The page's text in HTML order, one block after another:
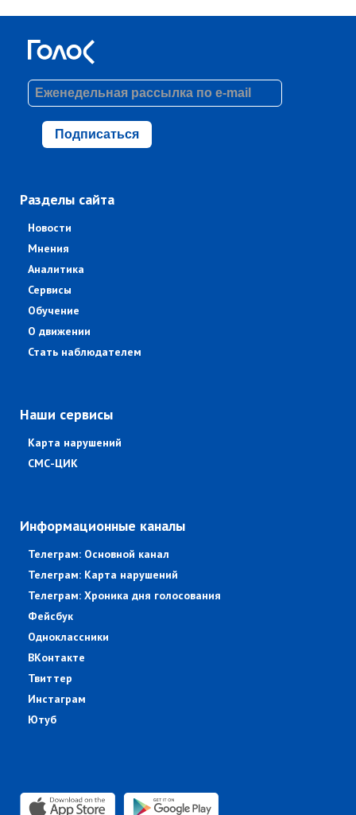
Подписаться
Разделы сайта
Новости
Мнения
Аналитика
Сервисы
Обучение
О движении
Стать наблюдателем
Наши сервисы
Карта нарушений
СМС-ЦИК
Информационные каналы
Телеграм: Основной канал
Телеграм: Карта нарушений
Телеграм: Хроника дня голосования
Фейсбук
Одноклассники
ВКонтакте
Твиттер
Инстаграм
Ютуб